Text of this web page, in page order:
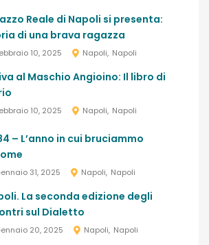
Reale di Napoli si presenta:
di una brava ragazza
10, 2025 Napoli Napoli
al Maschio Angioino: Il libro di
10, 2025 Napoli Napoli
– L’anno in cui bruciammo
31, 2025 Napoli Napoli
La seconda edizione degli
sul Dialetto
20, 2025 Napoli Napoli